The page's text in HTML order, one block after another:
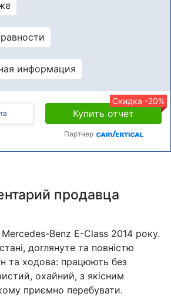
информация
Скидка -20%
Купить отчет
Партнер
продавца
Benz E-Class 2014 року.
доглянуте та повністю
та ходова: працюють без
охайний, з якісним
приємно перебувати.